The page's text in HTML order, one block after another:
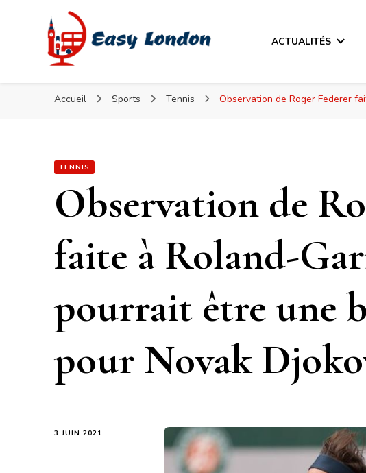
Easy London
Easy London
ACTUALITÉS
Accueil Sports Tennis Observation de Roger Federer
TENNIS
Observation de
faite à Roland-
pourrait être une
pour Novak
3 JUIN 2021